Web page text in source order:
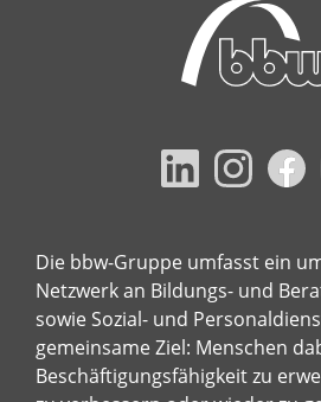
Die bbw-Gruppe umfasst ein
Netzwerk an Bildungs- und
sowie Sozial- und
gemeinsame Ziel: Menschen
Beschäftigungsfähigkeit zu